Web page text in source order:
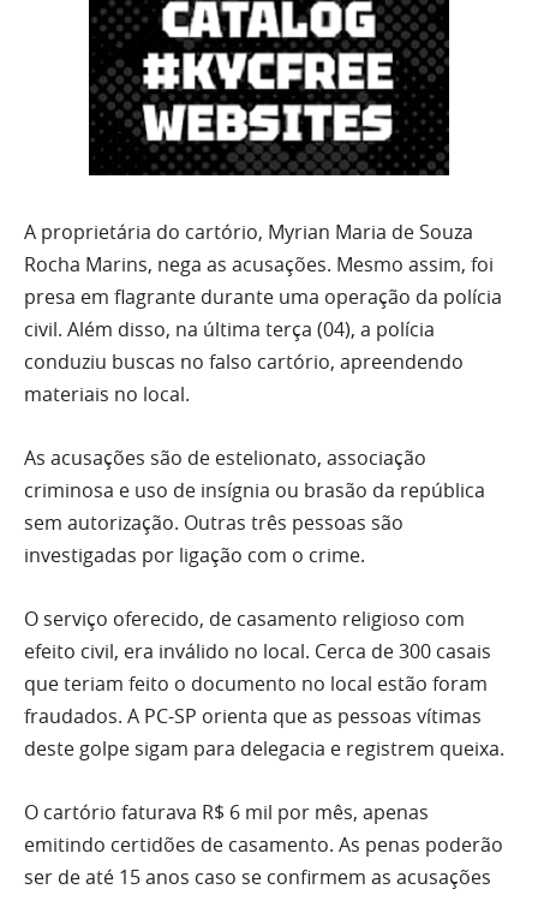
A proprietária do cartório, Myrian Maria de Souza
Rocha Marins, nega as acusações. Mesmo assim, foi
presa em flagrante durante uma operação da polícia
civil. Além disso, na última terça (04), a polícia
conduziu buscas no falso cartório, apreendendo
materiais no local.
As acusações são de estelionato, associação
criminosa e uso de insígnia ou brasão da república
sem autorização. Outras três pessoas são
investigadas por ligação com o crime.
O serviço oferecido, de casamento religioso com
efeito civil, era inválido no local. Cerca de 300 casais
que teriam feito o documento no local estão foram
fraudados. A PC-SP orienta que as pessoas vítimas
deste golpe sigam para delegacia e registrem queixa.
O cartório faturava R$ 6 mil por mês, apenas
emitindo certidões de casamento. As penas poderão
ser de até 15 anos caso se confirmem as acusações